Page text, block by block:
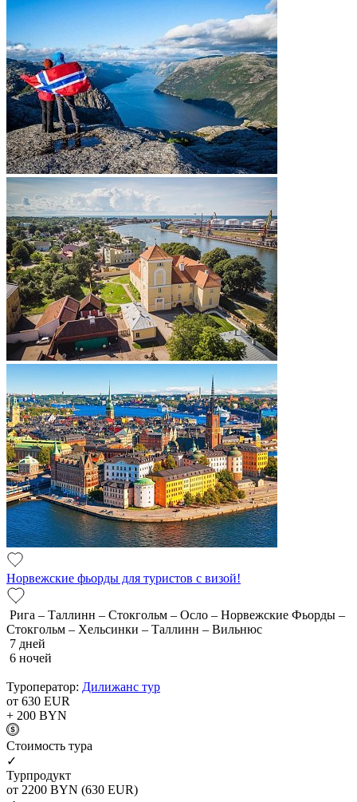
Норвежские фьорды для туристов с визой!
Рига – Таллинн – Стокгольм – Осло – Норвежские Фьорды –
Стокгольм – Хельсинки – Таллинн – Вильнюс
7 дней
6 ночей
Туроператор: Дилижанс тур
от 630 EUR
+ 200 BYN
Cтоимость тура
✓
Турпродукт
от 2200 BYN (630 EUR)